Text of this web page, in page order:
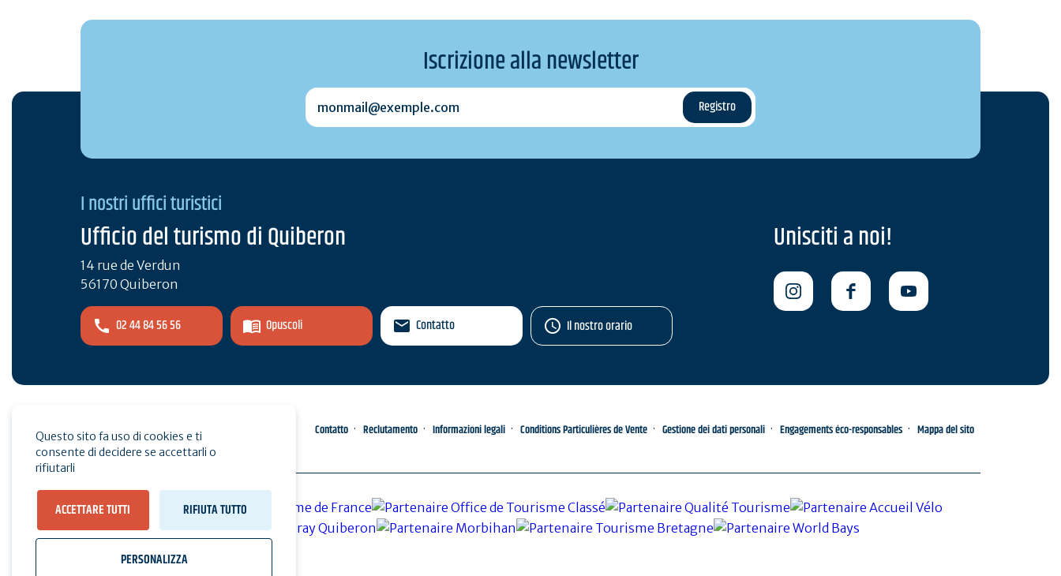
Iscrizione alla newsletter
monmail@exemple.com
I nostri uffici turistici
Ufficio del turismo di Quiberon
14 rue de Verdun
56170 Quiberon
02 44 84 56 56 Opuscoli Contatto Il nostro orario
Unisciti a noi!
Spazio pro Stampa Contatto Reclutamento Informazioni legali Conditions Particulières de Vente Gestione dei dati personali Engagements éco-responsables Mappa del sito
Questo sito fa uso di cookies e ti
consente di decidere se accettarli o
rifiutarli
ACCETTARE TUTTI RIFIUTA TUTTO
PERSONALIZZA